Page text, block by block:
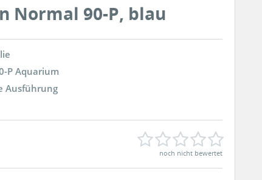
Normal 90-P, blau
P Aquarium
Ausführung
noch nicht bewertet